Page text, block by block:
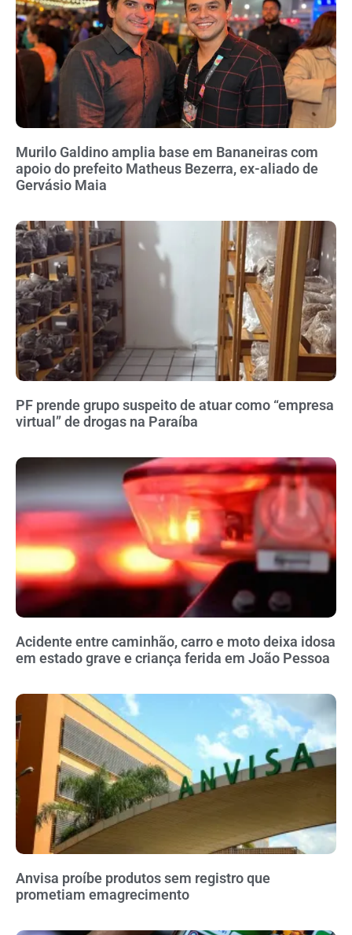
Murilo Galdino amplia base em Bananeiras com
apoio do prefeito Matheus Bezerra, ex-aliado de
Gervásio Maia
PF prende grupo suspeito de atuar como “empresa
virtual” de drogas na Paraíba
Acidente entre caminhão, carro e moto deixa idosa
em estado grave e criança ferida em João Pessoa
Anvisa proíbe produtos sem registro que
prometiam emagrecimento